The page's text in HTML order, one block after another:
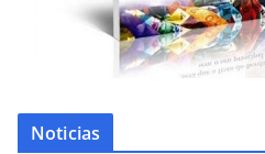
Noticias